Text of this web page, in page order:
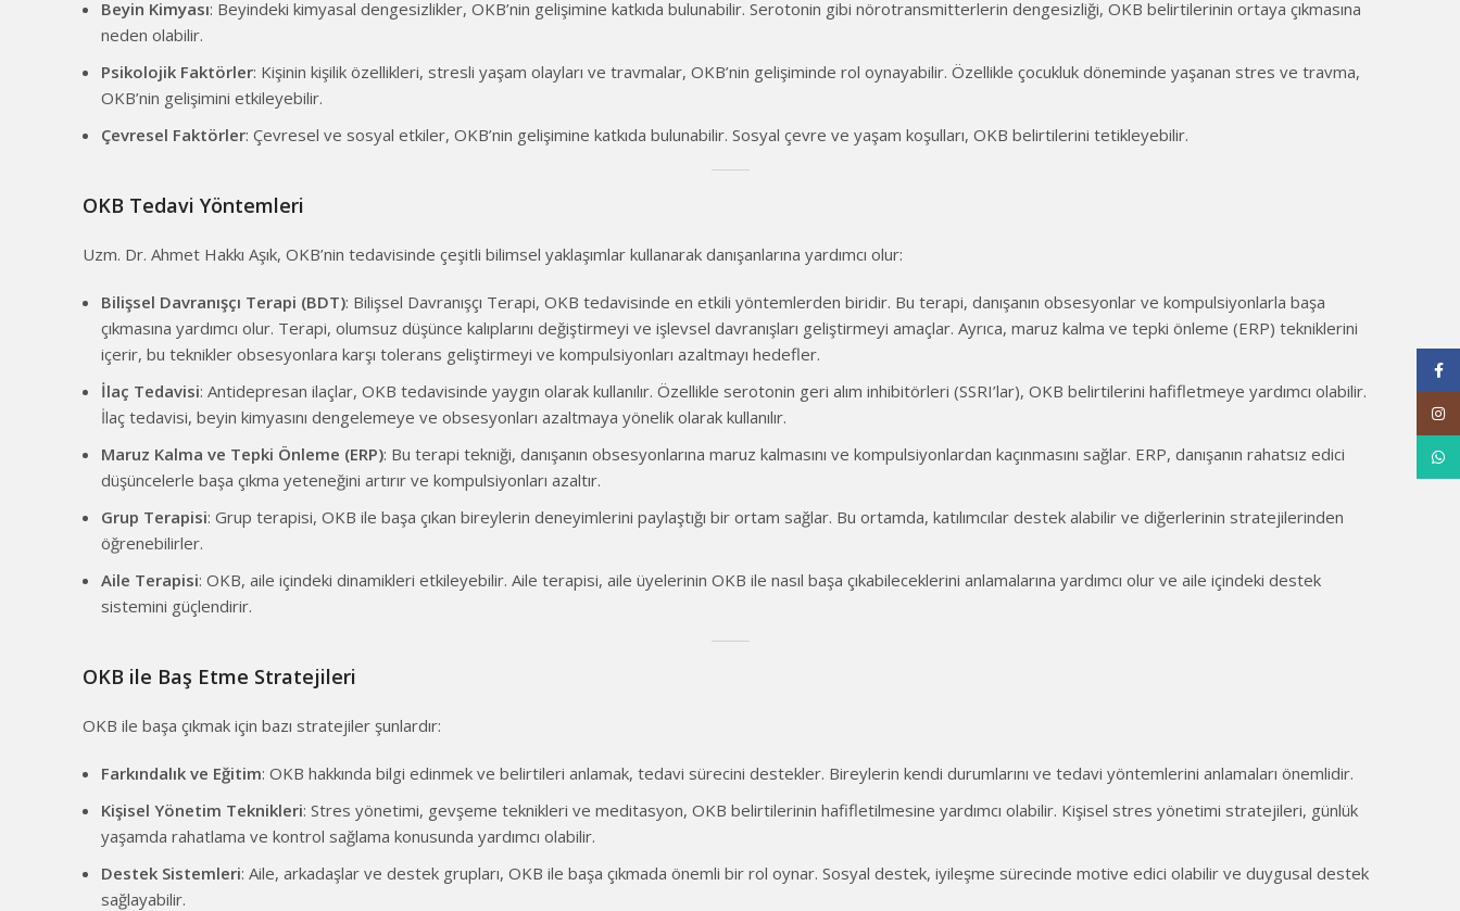
Beyin Kimyası: Beyindeki kimyasal dengesizlikler, OKB’nin gelişimine katkıda bulunabilir. Serotonin gibi nörotransmitterlerin dengesizliği, OKB belirtilerinin ortaya çıkmasına
neden olabilir.
Psikolojik Faktörler: Kişinin kişilik özellikleri, stresli yaşam olayları ve travmalar, OKB’nin gelişiminde rol oynayabilir. Özellikle çocukluk döneminde yaşanan stres ve travma,
OKB’nin gelişimini etkileyebilir.
Çevresel Faktörler: Çevresel ve sosyal etkiler, OKB’nin gelişimine katkıda bulunabilir. Sosyal çevre ve yaşam koşulları, OKB belirtilerini tetikleyebilir.
OKB Tedavi Yöntemleri
Uzm. Dr. Ahmet Hakkı Aşık, OKB’nin tedavisinde çeşitli bilimsel yaklaşımlar kullanarak danışanlarına yardımcı olur:
Bilişsel Davranışçı Terapi (BDT): Bilişsel Davranışçı Terapi, OKB tedavisinde en etkili yöntemlerden biridir. Bu terapi, danışanın obsesyonlar ve kompulsiyonlarla başa
çıkmasına yardımcı olur. Terapi, olumsuz düşünce kalıplarını değiştirmeyi ve işlevsel davranışları geliştirmeyi amaçlar. Ayrıca, maruz kalma ve tepki önleme (ERP) tekniklerini
içerir, bu teknikler obsesyonlara karşı tolerans geliştirmeyi ve kompulsiyonları azaltmayı hedefler.
İlaç Tedavisi: Antidepresan ilaçlar, OKB tedavisinde yaygın olarak kullanılır. Özellikle serotonin geri alım inhibitörleri (SSRI’lar), OKB belirtilerini hafifletmeye yardımcı olabilir.
İlaç tedavisi, beyin kimyasını dengelemeye ve obsesyonları azaltmaya yönelik olarak kullanılır.
Maruz Kalma ve Tepki Önleme (ERP): Bu terapi tekniği, danışanın obsesyonlarına maruz kalmasını ve kompulsiyonlardan kaçınmasını sağlar. ERP, danışanın rahatsız edici
düşüncelerle başa çıkma yeteneğini artırır ve kompulsiyonları azaltır.
Grup Terapisi: Grup terapisi, OKB ile başa çıkan bireylerin deneyimlerini paylaştığı bir ortam sağlar. Bu ortamda, katılımcılar destek alabilir ve diğerlerinin stratejilerinden
öğrenebilirler.
Aile Terapisi: OKB, aile içindeki dinamikleri etkileyebilir. Aile terapisi, aile üyelerinin OKB ile nasıl başa çıkabileceklerini anlamalarına yardımcı olur ve aile içindeki destek
sistemini güçlendirir.
OKB ile Baş Etme Stratejileri
OKB ile başa çıkmak için bazı stratejiler şunlardır:
Farkındalık ve Eğitim: OKB hakkında bilgi edinmek ve belirtileri anlamak, tedavi sürecini destekler. Bireylerin kendi durumlarını ve tedavi yöntemlerini anlamaları önemlidir.
Kişisel Yönetim Teknikleri: Stres yönetimi, gevşeme teknikleri ve meditasyon, OKB belirtilerinin hafifletilmesine yardımcı olabilir. Kişisel stres yönetimi stratejileri, günlük
yaşamda rahatlama ve kontrol sağlama konusunda yardımcı olabilir.
Destek Sistemleri: Aile, arkadaşlar ve destek grupları, OKB ile başa çıkmada önemli bir rol oynar. Sosyal destek, iyileşme sürecinde motive edici olabilir ve duygusal destek
sağlayabilir.